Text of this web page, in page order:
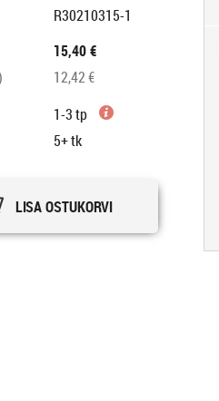
R30210315-1
15,40 €
12,42 €
1-3 tp
5+tk
LISA OSTUKORVI